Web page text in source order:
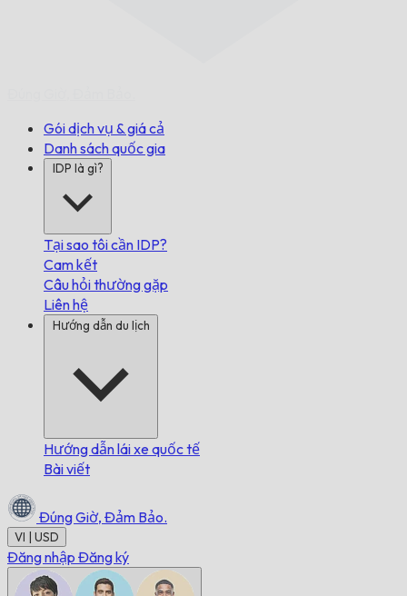
Gói dịch vụ & giá cả
Danh sách quốc gia
IDP là gì?
Tại sao tôi cần IDP?
Cam kết
Câu hỏi thường gặp
Liên hệ
Hướng dẫn du lịch
Hướng dẫn lái xe quốc tế
Bài viết
Đúng Giờ, Đảm Bảo.
VI | USD
Đăng nhập Đăng ký